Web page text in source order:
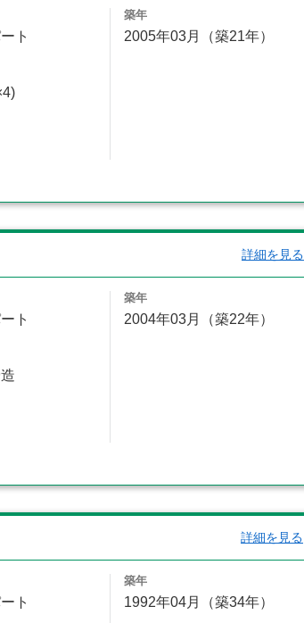
ト
築年
2005年03月（築21年）
詳細を見る
ト
築年
2004年03月（築22年）
詳細を見る
ト
築年
1992年04月（築34年）